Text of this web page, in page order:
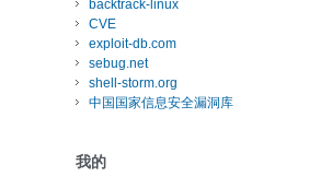
backtrack-linux
CVE
exploit-db.com
sebug.net
shell-storm.org
中国国家信息安全漏洞库
我的